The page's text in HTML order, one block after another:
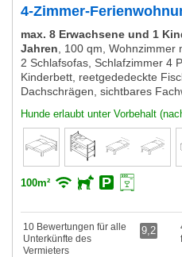
4-Zimmer-
max. 8 Erwachsene und 1
Jahren
100 qm, Wohnzimmer
2 Schlafsofas, Schlafzimmer 4
Kinderbett, reetgededeckte
Dachschrägen, sichtbares
Hunde erlaubt unter Vorbehalt
100m²
10 Bewertungen für alle
Unterkünfte des
Vermieters
9,2